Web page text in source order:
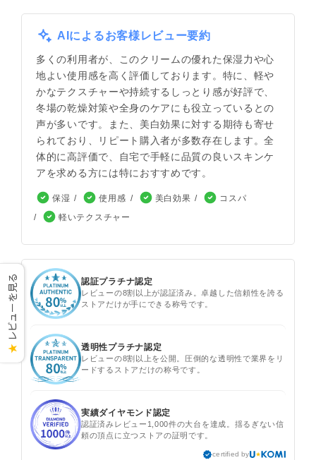
AIによるお客様レビュー要約
多くの利用者が、このクリームの優れた保湿力や心
地よい使用感を高く評価しております。特に、軽や
かなテクスチャーや持続するしっとり感が好評で、
冬場の乾燥対策や全身のケアにも役立っているとの
声が多いです。また、美白効果に対する期待も寄せ
られており、リピート購入者が多数存在します。全
体的に高評価で、自宅で手軽に品質の良いスキンケ
アを求める方には特におすすめです。
保湿 使用感 美白効果
コスパ
軽いテクスチャー
認証プラチナ認定
レビューの8割以上が認証済み。卓越した信頼性を誇る
ストアだけが手にできる称号です。
透明性プラチナ認定
レビューの8割以上を公開。圧倒的な透明性で業界をリ
ードするストアだけの称号です。
実績ダイヤモンド認定
認証済みレビュー1,000件の大台を達成。揺るぎない信
頼の頂点に立つストアの証明です。
certified by
★
レビューを見る